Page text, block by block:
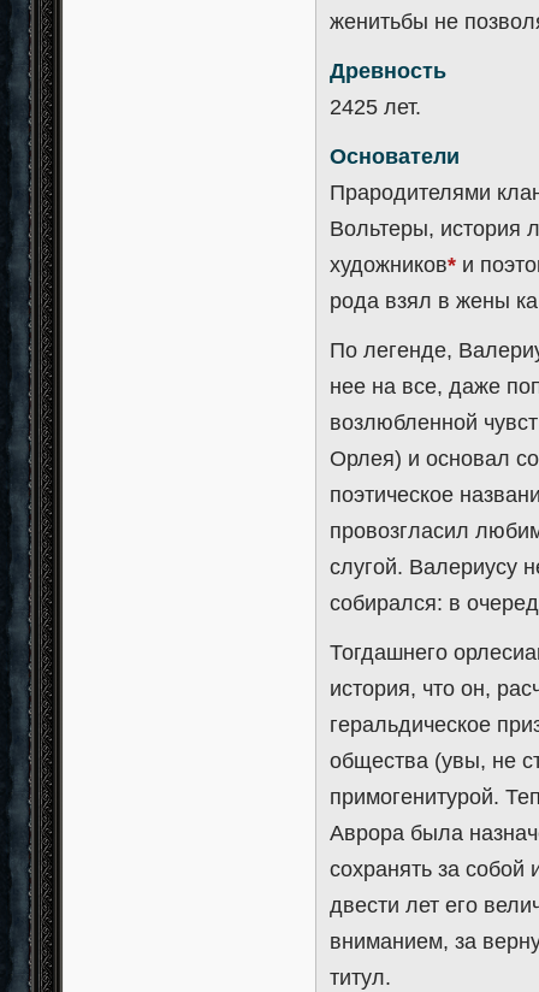
женитьбы не
Древность
2425 лет.
Основатели
Прародителями
Вольтеры, история
художников* и
рода взял в жены
По легенде,
нее на все, даже
возлюбленной
Орлея) и основал
поэтическое
провозгласил
слугой. Валериусу
собирался: в
Тогдашнего
история, что он,
геральдическое
общества (увы, не
примогенитурой.
Аврора была
сохранять за
двести лет его
вниманием, за
титул.